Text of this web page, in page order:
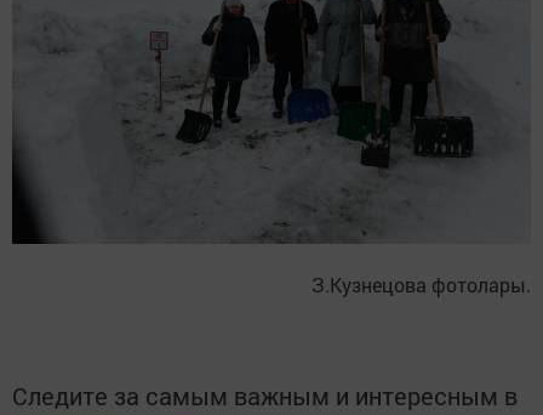
З.Кузнецова фотолары.
Следите за самым важным и интересным в